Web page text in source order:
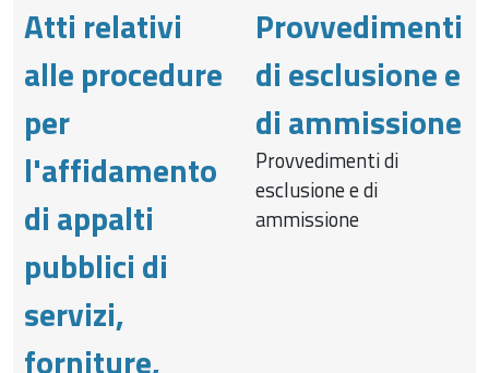
Atti relativi
alle procedure
per
l'affidamento
di appalti
pubblici di
servizi,
forniture,
Provvedimenti
di esclusione e
di ammissione
Provvedimenti di
esclusione e di
ammissione